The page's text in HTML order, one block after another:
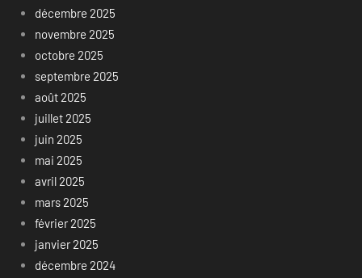
décembre 2025
novembre 2025
octobre 2025
septembre 2025
août 2025
juillet 2025
juin 2025
mai 2025
avril 2025
mars 2025
février 2025
janvier 2025
décembre 2024